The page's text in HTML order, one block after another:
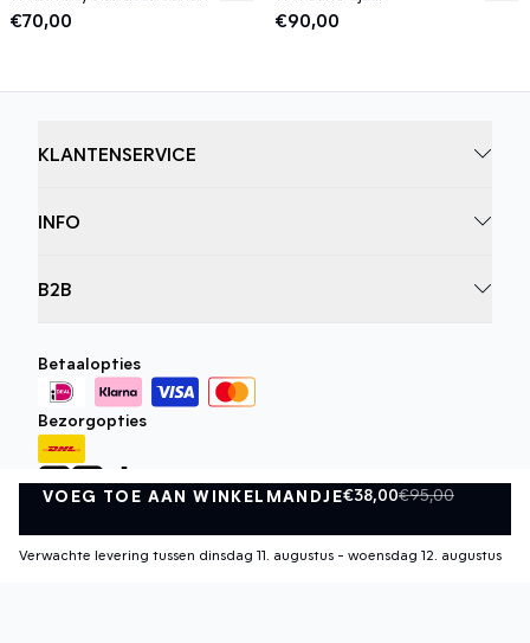
VOEG TOE AAN WINKELMANDJE€38,00€95,00
VOEG TOE AAN WINKELMANDJE
Verwachte levering tussen dinsdag 11. augustus - woensdag 12. augustus
€70,00 €90,00
KLANTENSERVICE
INFO
B2B
Betaalopties
Bezorgopties
Privacybeleid Algemene Voorwaarden